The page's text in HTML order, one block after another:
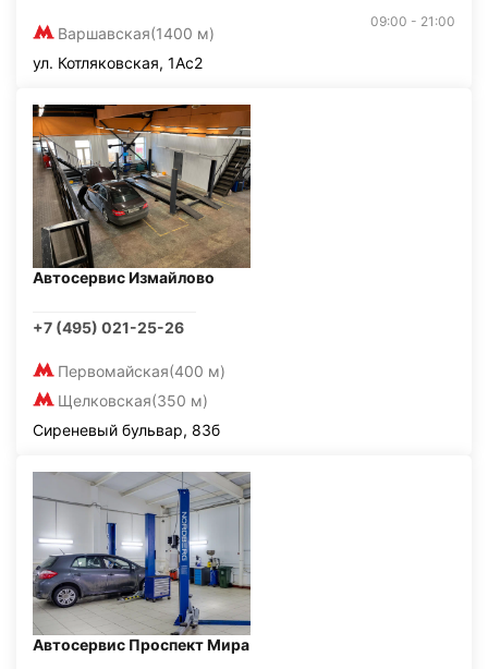
Варшавская(1400 м)
09:00 - 21:00
ул. Котляковская, 1Ас2
Автосервис Измайлово
+7 (495) 021-25-26
Первомайская(400 м)
Щелковская(350 м)
Сиреневый бульвар, 83б
Автосервис Проспект Мира